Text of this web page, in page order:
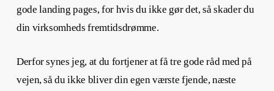
godelanding pages, for hvis du ikke gør det, så skader du
din virksomheds fremtidsdrømme.
Derfor synes jeg, at du fortjener at få tre gode råd med på
vejen, så du ikke bliver din egen værste fjende, næste